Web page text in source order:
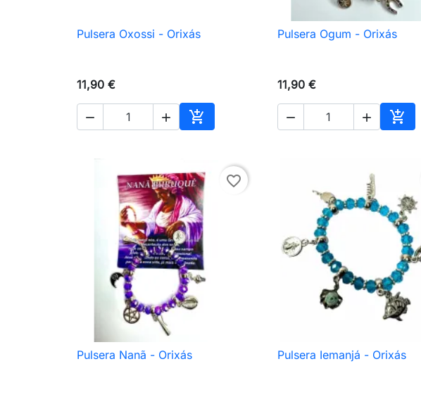
 Vista rápida
Pulsera Oxossi - Orixás
11,90 €
  
Añadir al carrito
 Vista rápida
Pulsera Ogum - Orixás
11,90 €
  
favorite_border
 Vista rápida
Pulsera Nanã - Orixás  Vista rápida
Pulsera Iemanjá - Orixás